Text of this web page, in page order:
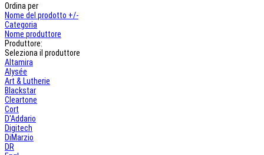
Ordina per
Nome del prodotto +/-
Categoria
Nome produttore
Produttore:
Seleziona il produttore
Altamira
Alysée
Art & Lutherie
Blackstar
Cleartone
Cort
D'Addario
Digitech
DiMarzio
DR